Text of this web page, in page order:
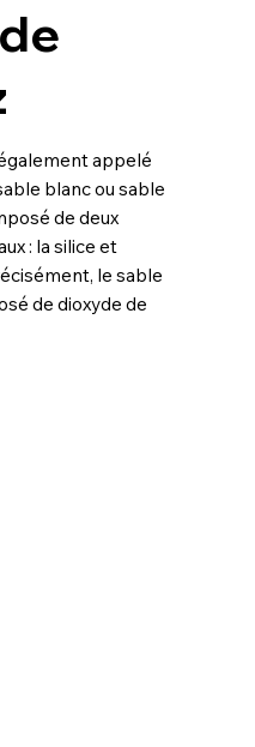
appelé
blanc ou sable
de deux
: la silice et
le sable
de dioxyde de